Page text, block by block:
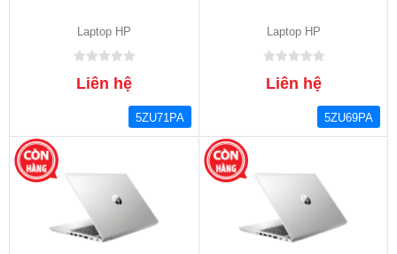
Laptop HP
Liên hệ
5ZU71PA
Laptop HP
Liên hệ
5ZU69PA